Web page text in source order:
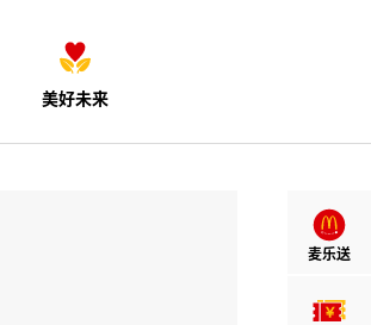
美好未来
麦乐送